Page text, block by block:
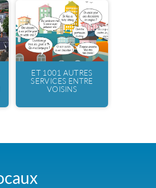
ET 1001 AUTRES
SERVICES ENTRE
VOISINS